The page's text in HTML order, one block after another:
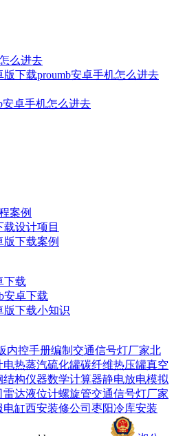
么进去
版下载proumb安卓手机怎么进去
安卓手机怎么进去
案例
载设计项目
版下载案例
下载
安卓下载
版下载小知识
内控手册编制 交通信号灯厂家北
电热蒸汽硫化罐碳纤维热压罐真空
结构仪器数学计算器静电放电模拟
雷达液位计螺旋管交通信号灯厂家
电缸西安装修公司 枣阳冷库安装